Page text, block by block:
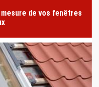
de vos fenêtres